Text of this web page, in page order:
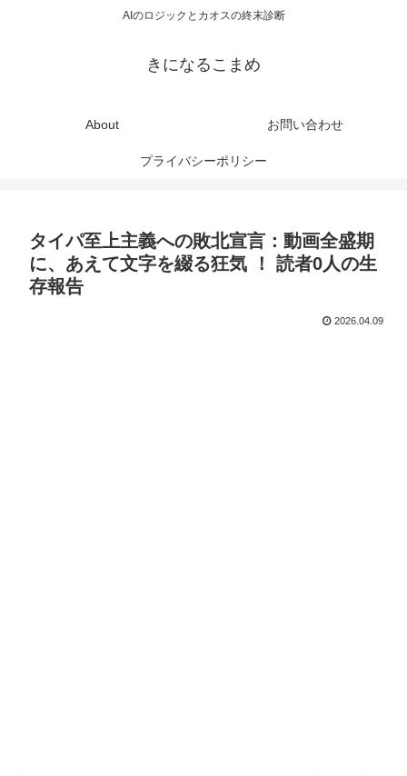
AIのロジックとカオスの終末診断
きになるこまめ
About お問い合わせ
プライバシーポリシー
タイパ至上主義への敗北宣言：動画全盛期
に、あえて文字を綴る狂気 ！ 読者0人の生
存報告
2026.04.09